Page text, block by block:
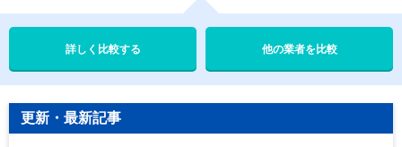
他の業者を比較
更新・最新記事